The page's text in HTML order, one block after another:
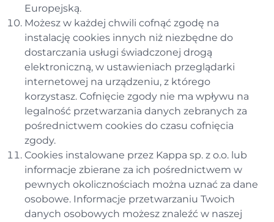
Europejską.
Możesz w każdej chwili cofnąć zgodę na
instalację cookies innych niż niezbędne do
dostarczania usługi świadczonej drogą
elektroniczną, w ustawieniach przeglądarki
internetowej na urządzeniu, z którego
korzystasz. Cofnięcie zgody nie ma wpływu na
legalność przetwarzania danych zebranych za
pośrednictwem cookies do czasu cofnięcia
zgody.
Cookies instalowane przez Kappa sp. z o.o. lub
informacje zbierane za ich pośrednictwem w
pewnych okolicznościach można uznać za dane
osobowe. Informacje przetwarzaniu Twoich
danych osobowych możesz znaleźć w naszej